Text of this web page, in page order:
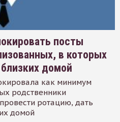
посты
в которых
домой
как минимум
родственники
ротацию, дать
домой